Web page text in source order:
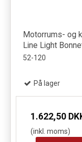
Motorrums- og
Line Light
52-120
På lager
1.622,50
(inkl. moms)